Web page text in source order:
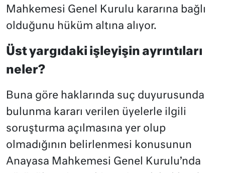
Mahkemesi Genel Kurulu kararına bağlı
olduğunu hüküm altına alıyor.
Üst yargıdaki işleyişin ayrıntıları
neler?
Buna göre haklarında suç duyurusunda
bulunma kararı verilen üyelerle ilgili
soruşturma açılmasına yer olup
olmadığının belirlenmesi konusunun
Anayasa Mahkemesi Genel Kurulu’nda